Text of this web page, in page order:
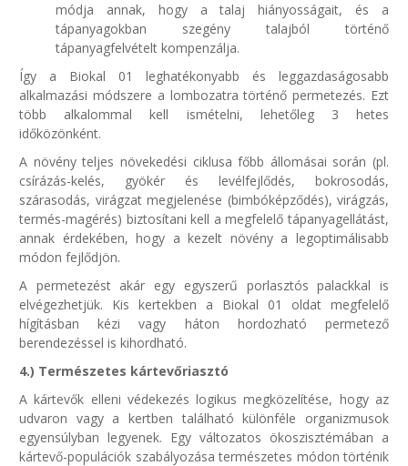
módja annak, hogy a talaj hiányosságait, és a
tápanyagokban szegény talajból történő
tápanyagfelvételt kompenzálja.
Így a Biokal 01 leghatékonyabb és leggazdaságosabb
alkalmazási módszere a lombozatra történő permetezés. Ezt
több alkalommal kell ismételni, lehetőleg 3 hetes
időközönként.
A növény teljes növekedési ciklusa főbb állomásai során (pl.
csírázás-kelés, gyökér és levélfejlődés, bokrosodás,
szárasodás, virágzat megjelenése (bimbóképződés), virágzás,
termés-magérés) biztosítani kell a megfelelő tápanyagellátást,
annak érdekében, hogy a kezelt növény a legoptimálisabb
módon fejlődjön.
A permetezést akár egy egyszerű porlasztós palackkal is
elvégezhetjük. Kis kertekben a Biokal 01 oldat megfelelő
hígításban kézi vagy háton hordozható permetező
berendezéssel is kihordható.
4.) Természetes kártevőriasztó
A kártevők elleni védekezés logikus megközelítése, hogy az
udvaron vagy a kertben található különféle organizmusok
egyensúlyban legyenek. Egy változatos ökoszisztémában a
kártevő-populációk szabályozása természetes módon történik